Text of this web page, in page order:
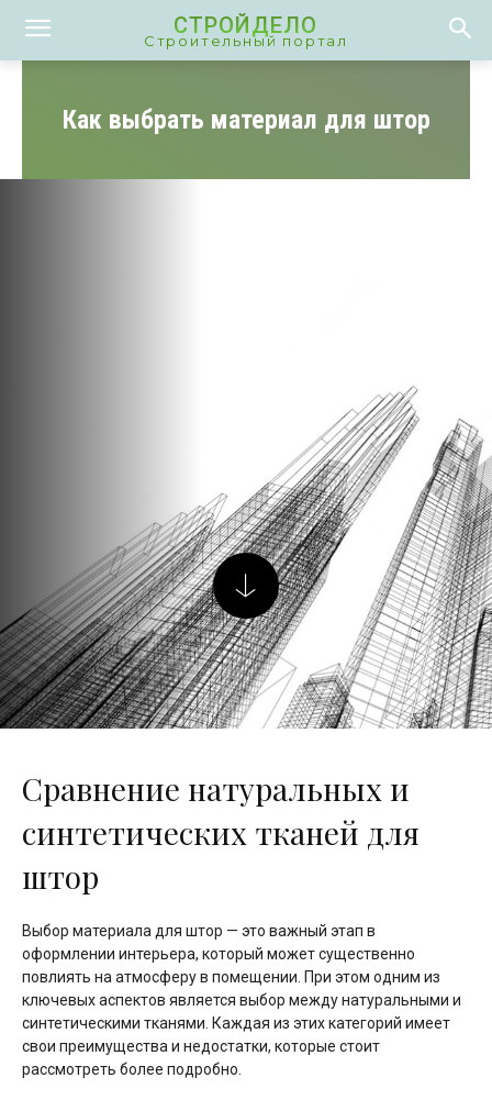
СТРОЙДЕЛО
Строительный портал
Как выбрать материал для штор
Сравнение натуральных и
синтетических тканей для
штор
Выбор материала для штор — это важный этап в
оформлении интерьера, который может существенно
повлиять на атмосферу в помещении. При этом одним из
ключевых аспектов является выбор между натуральными и
синтетическими тканями. Каждая из этих категорий имеет
свои преимущества и недостатки, которые стоит
рассмотреть более подробно.